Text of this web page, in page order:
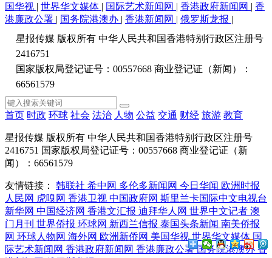
国华视 | 世界华文媒体 | 国际艺术新闻网 | 香港政府新闻网 | 香
港廉政公署 | 国务院港澳办 | 香港新闻网 | 俄罗斯龙报 |
星报传媒 版权所有 中华人民共和国香港特别行政区注册号
2416751
国家版权局登记证号：00557668 商业登记证（新闻）：
66561579
首页 时政 环球 社会 法治 人物 公益 交通 财经 旅游 教育
星报传媒 版权所有 中华人民共和国香港特别行政区注册号
2416751 国家版权局登记证号：00557668 商业登记证（新
闻）：66561579
友情链接： 韩联社 希中网 多伦多新闻网 今日华闻 欧洲时报
人民网 虎嗅网 香港卫视 中国政府网 斯里兰卡国际中文电视台
新华网 中国经济网 香港文汇报 迪拜华人网 世界中文记者 澳
门月刊 世界侨报 环球网 新西兰信报 泰国头条新闻 南美侨报
网 环球人物网 海外网 欧洲新侨网 美国华视 世界华文媒体 国
际艺术新闻网 香港政府新闻网 香港廉政公署国务院港澳办 香